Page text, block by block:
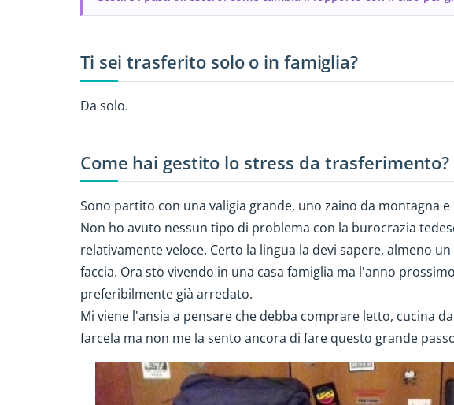
Ti sei trasferito solo o in famiglia?
Da solo.
Come hai gestito lo stress da trasferimento?
Sono partito con una valigia grande, uno zaino da montagna
Non ho avuto nessun tipo di problema con la burocrazia
relativamente veloce. Certo la lingua la devi sapere, almeno
faccia. Ora sto vivendo in una casa famiglia ma l'anno
preferibilmente già arredato.
Mi viene l'ansia a pensare che debba comprare letto, cucina
farcela ma non me la sento ancora di fare questo grande